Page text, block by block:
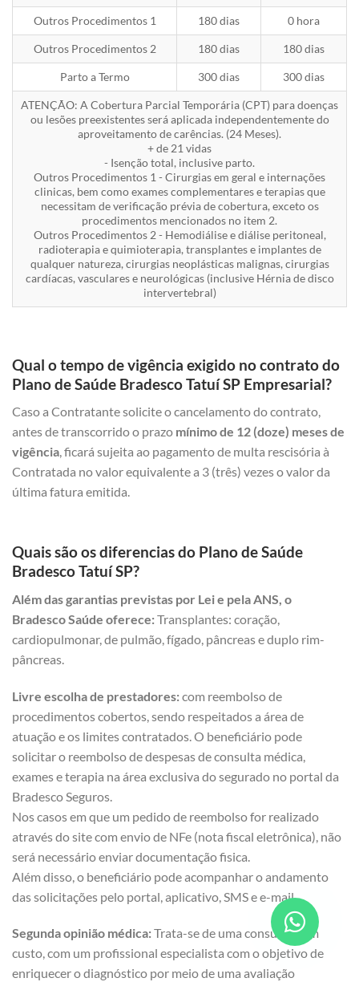
Outros Procedimentos 1 180 dias 0 hora
Outros Procedimentos 2 180 dias 180 dias
Parto a Termo 300 dias 300 dias
ATENÇÃO: A Cobertura Parcial Temporária (CPT) para doenças
ou lesões preexistentes será aplicada independentemente do
aproveitamento de carências. (24 Meses).
+ de 21 vidas
- Isenção total, inclusive parto.
Outros Procedimentos 1 - Cirurgias em geral e internações
clinicas, bem como exames complementares e terapias que
necessitam de verificação prévia de cobertura, exceto os
procedimentos mencionados no item 2.
Outros Procedimentos 2 - Hemodiálise e diálise peritoneal,
radioterapia e quimioterapia, transplantes e implantes de
qualquer natureza, cirurgias neoplásticas malignas, cirurgias
cardíacas, vasculares e neurológicas (inclusive Hérnia de disco
intervertebral)
Qual o tempo de vigência exigido no contrato do
Plano de Saúde Bradesco Tatuí SP Empresarial?
Caso a Contratante solicite o cancelamento do contrato,
antes de transcorrido o prazo mínimo de 12 (doze) meses de
vigência, ficará sujeita ao pagamento de multa rescisória à
Contratada no valor equivalente a 3 (três) vezes o valor da
última fatura emitida.
Quais são os diferencias do Plano de Saúde
Bradesco Tatuí SP?
Além das garantias previstas por Lei e pela ANS, o
Bradesco Saúde oferece:Transplantes: coração,
cardiopulmonar, de pulmão, fígado, pâncreas e duplo rim-
pâncreas.
Livre escolha de prestadores:com reembolso de
procedimentos cobertos, sendo respeitados a área de
atuação e os limites contratados. O beneficiário pode
solicitar o reembolso de despesas de consulta médica,
exames e terapia na área exclusiva do segurado no portal da
Bradesco Seguros.
Nos casos em que um pedido de reembolso for realizado
através do site com envio de NFe (nota fiscal eletrônica), não
será necessário enviar documentação fisica.
Além disso, o beneficiário pode acompanhar o andamento
das solicitações pelo portal, aplicativo, SMS e e-mail.
Segunda opinião médica:Trata-se de uma consulta, sem
custo, com um profissional especialista com o objetivo de
enriquecer o diagnóstico por meio de uma avaliação